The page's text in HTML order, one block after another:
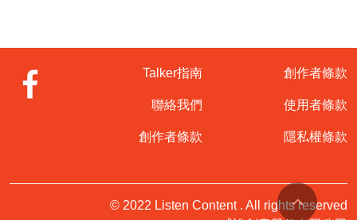
綁架而麻木了，莫忘初衷，盡可能多聽多看多學，最重要
的是多交朋友。 那想自己出來接案的朋友們，我想送一句
話給你們「心中有舞台，處處是舞台」，我是野生導演
你有影音創作需求或想跟我聊一聊可以聯繫有感說唷！
Talker指南
聯絡我們
創作者條款
創作者條款
使用者條款
隱私權條款
© 2022 Listen Content . All rights reserved